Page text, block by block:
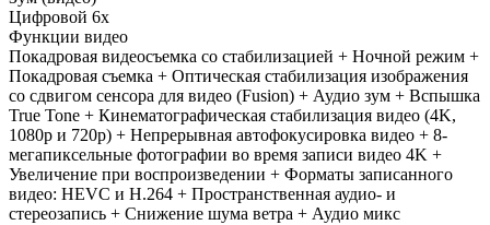
Цифровой 6х
Функции видео
Покадровая видеосъемка со стабилизацией + Ночной режим +
Покадровая съемка + Оптическая стабилизация изображения
со сдвигом сенсора для видео (Fusion) + Аудио зум + Вспышка
True Tone + Кинематографическая стабилизация видео (4K,
1080p и 720p) + Непрерывная автофокусировка видео + 8-
мегапиксельные фотографии во время записи видео 4K +
Увеличение при воспроизведении + Форматы записанного
видео: HEVC и H.264 + Пространственная аудио- и
стереозапись + Снижение шума ветра + Аудио микс